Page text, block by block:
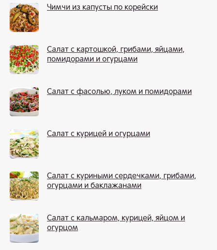
Чимчи из капусты по корейски
Салат с картошкой, грибами, яйцами,
помидорами и огурцами
Салат с фасолью, луком и помидорами
Салат с курицей и огурцами
Салат с куриными сердечками, грибами,
огурцами и баклажанами
Салат с кальмаром, курицей, яйцом и
огурцом